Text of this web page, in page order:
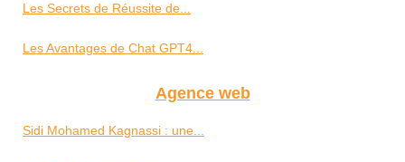
Les Secrets de Réussite de...
Les Avantages de Chat GPT4...
Agence web
Sidi Mohamed Kagnassi : une...